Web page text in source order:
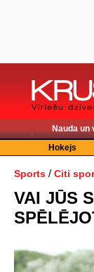
Nauda un
Hokejs
Sports / Citi
VAI JŪS